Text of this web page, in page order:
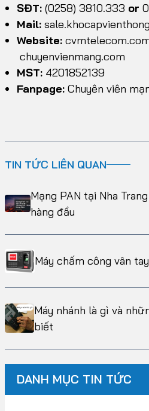
SĐT: (0258) 3810.333 or
Mail:
Website:
chuyenvienmang.com
MST: 4201852139
Fanpage: Chuyên viên
TIN TỨC LIÊN QUAN
Mạng PAN tại Nha
hàng đầu
Máy chấm công vân
Máy nhánh là gì và
biết
DANH MỤC TIN TỨC